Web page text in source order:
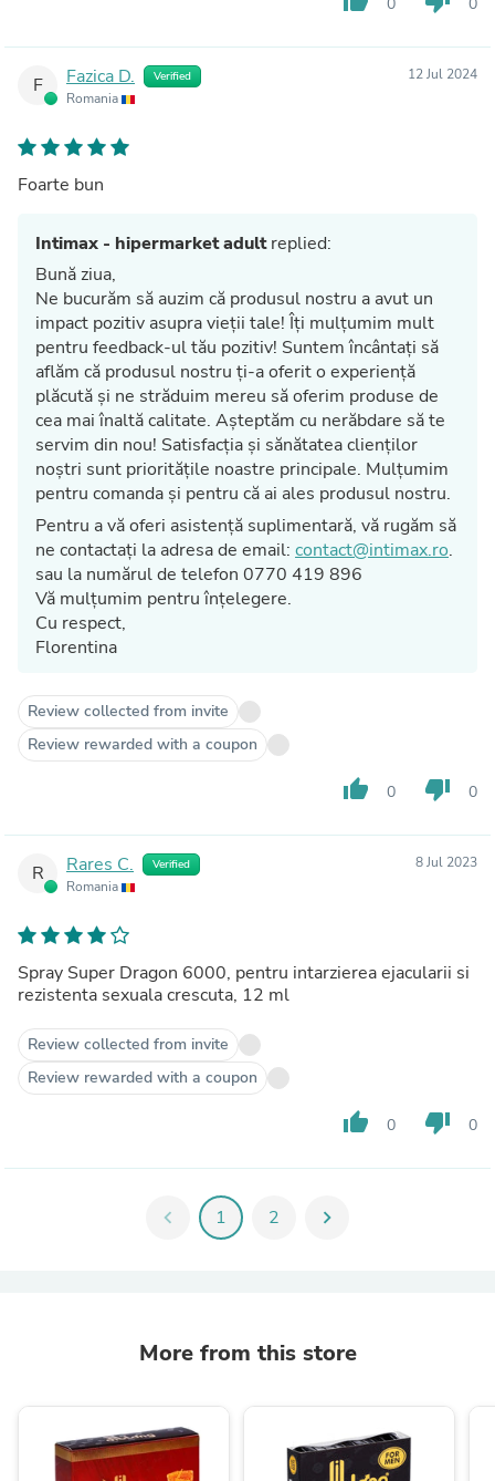
F Fazica D. Verified
Romania
12 Jul 2024
Foarte bun
Intimax - hipermarket adultreplied:
Bună ziua,
Ne bucurăm să auzim că produsul nostru a avut un
impact pozitiv asupra vieții tale! Îți mulțumim mult
pentru feedback-ul tău pozitiv! Suntem încântați să
aflăm că produsul nostru ți-a oferit o experiență
plăcută și ne străduim mereu să oferim produse de
cea mai înaltă calitate. Așteptăm cu nerăbdare să te
servim din nou! Satisfacția și sănătatea clienților
noștri sunt prioritățile noastre principale. Mulțumim
pentru comanda și pentru că ai ales produsul nostru.
Pentru a vă oferi asistență suplimentară, vă rugăm să
ne contactați la adresa de email: contact@intimax.ro.
sau la numărul de telefon 0770 419 896
Vă mulțumim pentru înțelegere.
Cu respect,
Florentina
Review collected from invite
Review rewarded with a coupon
thumb_up 0 thumb_down 0
R Rares C. Verified
Romania
8 Jul 2023
Spray Super Dragon 6000, pentru intarzierea ejacularii si
rezistenta sexuala crescuta, 12 ml
Review collected from invite
Review rewarded with a coupon
thumb_up 0 thumb_down 0
chevron_left 1 2 chevron_right
More from this store